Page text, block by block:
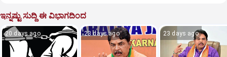
ಇನ್ನಷ್ಟು ಸುದ್ದಿ ಈ ವಿಭಾಗದಿಂದ
20 days ago 23 days ago 23 days ago